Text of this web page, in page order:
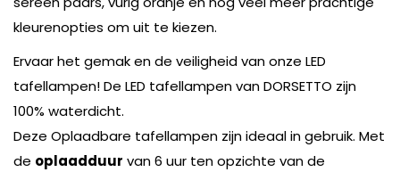
kleurenopties om uit te kiezen.
Ervaar het gemak en de veiligheid van onze LED
tafellampen! De LED tafellampen van DORSETTO zijn
100% waterdicht.
Deze Oplaadbare tafellampen zijn ideaal in gebruik. Met
de oplaadduur van 6 uur ten opzichte van de